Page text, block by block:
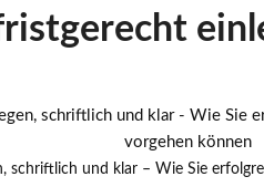
schriftlich und klar – Wie Sie